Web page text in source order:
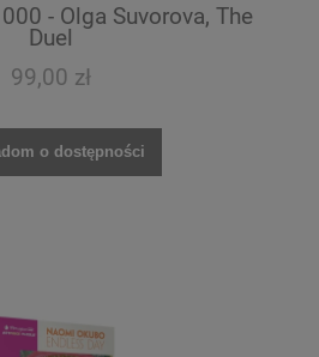
- Olga Suvorova, The
Duel
99,00 zł
o dostępności